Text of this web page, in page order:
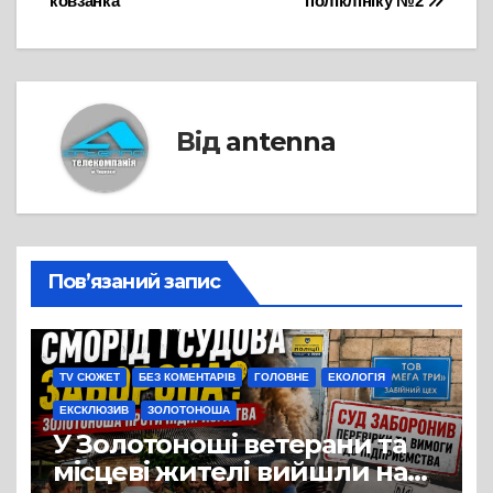
Від antenna
Пов’язаний запис
TV СЮЖЕТ БЕЗ КОМЕНТАРІВ ГОЛОВНЕ ЕКОЛОГІЯ
ЕКСКЛЮЗИВ ЗОЛОТОНОША
У Золотоноші ветерани та
місцеві жителі вийшли на